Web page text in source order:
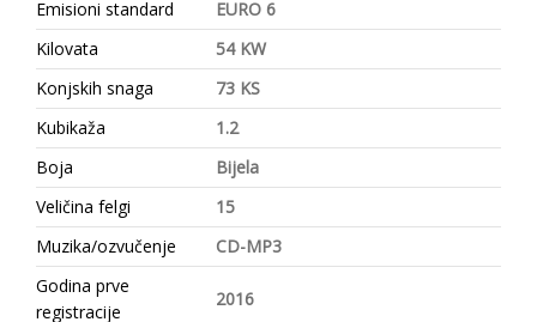
Emisioni standard
EURO 6
Kilovata
54 KW
Konjskih snaga
73 KS
Kubikaža
1.2
Boja
Bijela
Veličina felgi
15
Muzika/ozvučenje
CD-MP3
Godina prve
registracije
2016